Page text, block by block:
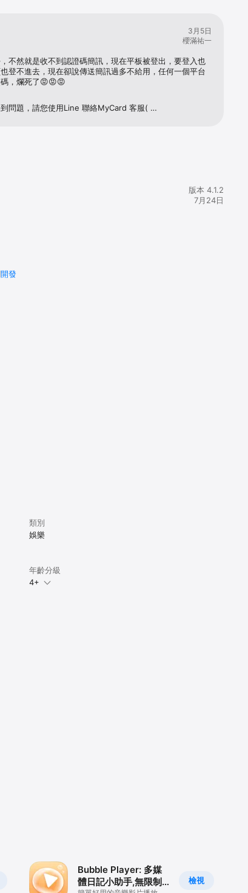
3月5日
櫻滿祐一
不然就是收不到認證碼簡訊，現在平板被登出，要登入也
登不進去，現在卻說傳送簡訊過多不給用，任何一個平台
，爛死了😡😡😡
問題，請您使用Line 聯絡MyCard 客服(
版本 4.1.2
7月24日
開發
類別
娛樂
年齡分級
4+
檢視
Bubble Player: 多媒
體日記小助手,無限制